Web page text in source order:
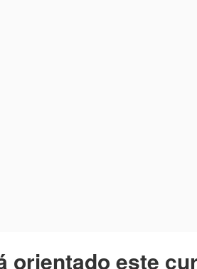
orientado este